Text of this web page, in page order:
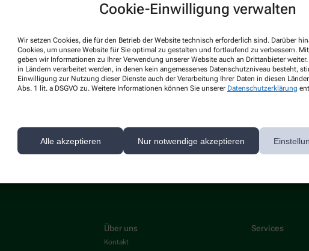
Cookie-Einwilligung verwalten
Wir setzen Cookies, die für den Betrieb der Website technisch erforderlich sind. Darüber
Cookies, um unsere Website für Sie optimal zu gestalten und fortlaufend zu verbessern.
geben wir Informationen zu Ihrer Verwendung unserer Website auch an Drittanbieter
in Ländern verarbeitet werden, in denen kein angemessenes Datenschutzniveau besteht,
Einwilligung zur Nutzung dieser Dienste auch der Verarbeitung Ihrer Daten in diesen
Abs. 1 lit. a DSGVO zu. Weitere Informationen können Sie unserer Datenschutzerklärung
Alle akzeptieren Nur notwendige akzeptieren
Über uns
Kontakt
Services